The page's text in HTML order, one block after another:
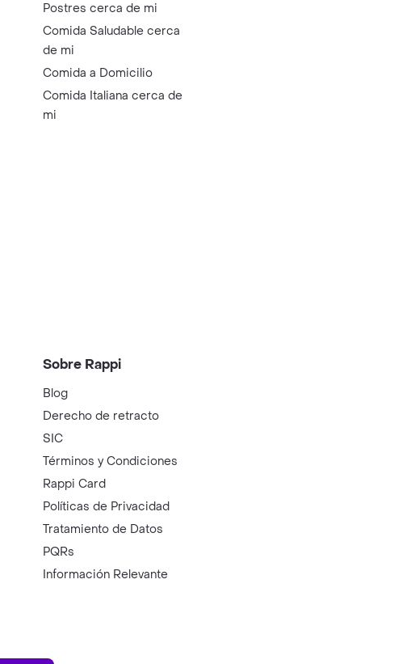
Postres cerca de mi
Comida Saludable cerca
de mi
Comida a Domicilio
Comida Italiana cerca de
mi
Sobre Rappi
Blog
Derecho de retracto
SIC
Términos y Condiciones
Rappi Card
Políticas de Privacidad
Tratamiento de Datos
PQRs
Información Relevante